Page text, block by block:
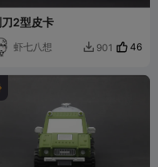
刀2型皮卡
虾七八想  901 46